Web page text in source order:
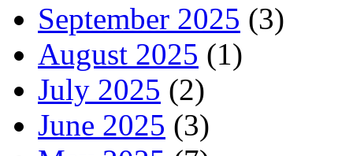
September 2025 (3)
August 2025 (1)
July 2025 (2)
June 2025 (3)